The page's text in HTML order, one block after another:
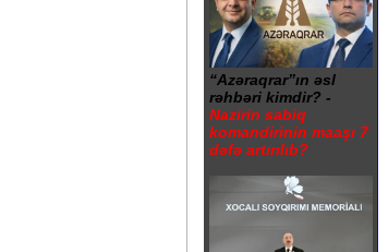
“Azəraqrar”ın əsl
rəhbəri kimdir? -
Nazirin sabiq
komandirinin maaşı 7
dəfə artırılıb?